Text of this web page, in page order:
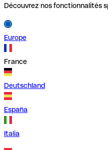
Découvrez nos fonctionnalités
Europe
France
Deutschland
España
Italia